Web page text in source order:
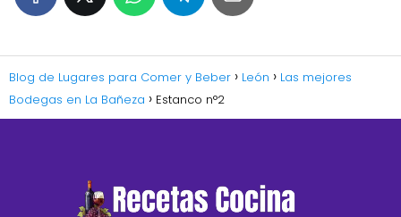
Blog de Lugares para Comer y Beber León
Las mejores
Bodegas en La Bañeza
Estanco n°2